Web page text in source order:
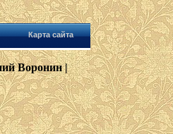
Карта сайта
Воронин |